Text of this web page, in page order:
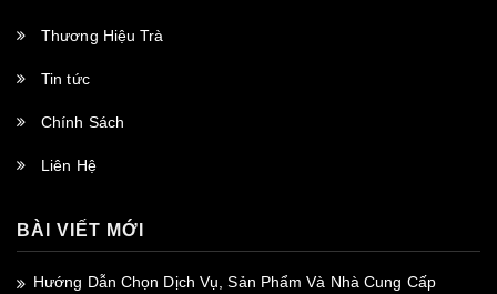
Thương Hiệu Trà
Tin tức
Chính Sách
Liên Hệ
BÀI VIẾT MỚI
Hướng Dẫn Chọn Dịch Vụ, Sản Phẩm Và Nhà Cung Cấp